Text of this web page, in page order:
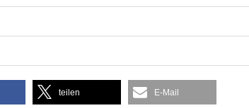
teilen E-Mail